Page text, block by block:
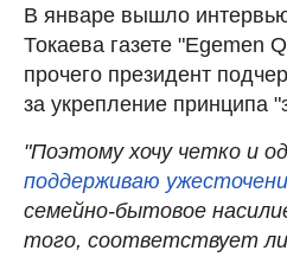
В январе вышло
Токаева газете "Egemen
прочего президент
за укрепление принципа
"Поэтому хочу четко и
поддерживаю
семейно-бытовое
того, соответствует